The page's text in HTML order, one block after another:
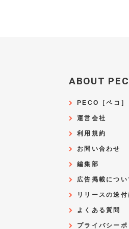
ABOUT
PECO［ペコ］
運営会社
利用規約
お問い合わせ
編集部
広告掲載につい
リリースの送付
よくある質問
プライバシーポ